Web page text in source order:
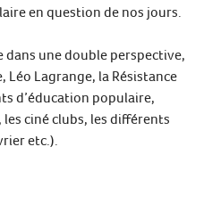
en question de nos jours.
dans une double perspective,
Lagrange, la Résistance
d’éducation populaire,
ciné clubs, les différents
etc.).